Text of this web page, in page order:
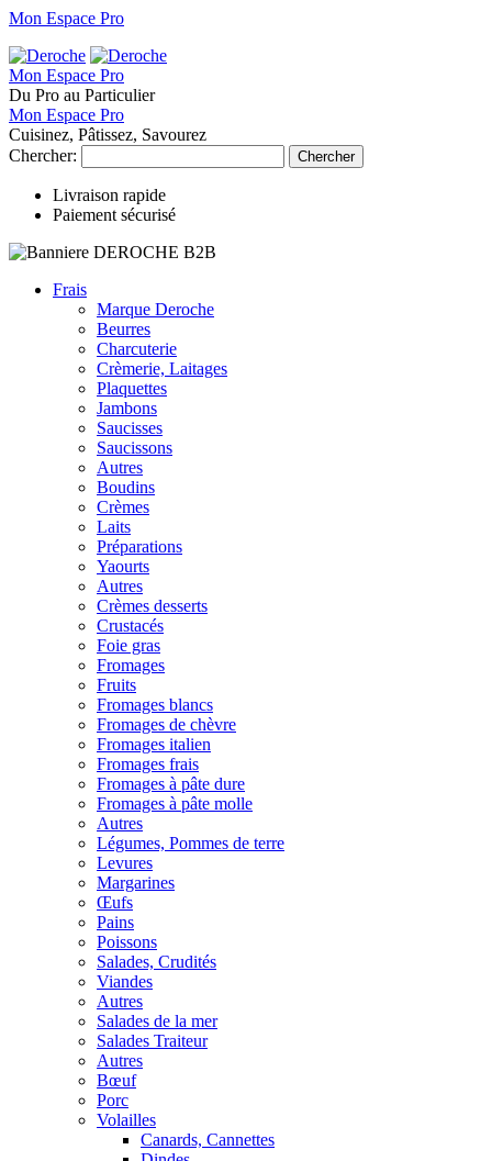
Mon Espace Pro
Mon Espace Pro
Du Pro au Particulier
Mon Espace Pro
Cuisinez, Pâtissez, Savourez
Chercher:
Chercher
Livraison rapide
Paiement sécurisé
Frais
Marque Deroche
Beurres
Charcuterie
Crèmerie, Laitages
Plaquettes
Jambons
Saucisses
Saucissons
Autres
Boudins
Crèmes
Laits
Préparations
Yaourts
Autres
Crèmes desserts
Crustacés
Foie gras
Fromages
Fruits
Fromages blancs
Fromages de chèvre
Fromages italien
Fromages frais
Fromages à pâte dure
Fromages à pâte molle
Autres
Légumes, Pommes de terre
Levures
Margarines
Œufs
Pains
Poissons
Salades, Crudités
Viandes
Autres
Salades de la mer
Salades Traiteur
Autres
Bœuf
Porc
Volailles
Canards, Cannettes